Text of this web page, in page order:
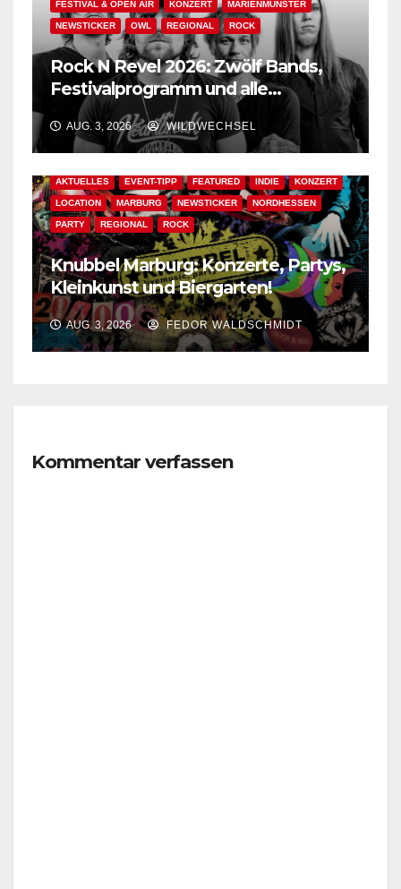
FESTIVAL & OPEN AIR KONZERT MARIENMÜNSTER
NEWSTICKER OWL REGIONAL ROCK
Rock N Revel 2026: Zwölf Bands,
Festivalprogramm und alle
wichtigen Informationen!
AUG. 3, 2026 WILDWECHSEL
AKTUELLES EVENT-TIPP FEATURED INDIE KONZERT
LOCATION MARBURG NEWSTICKER NORDHESSEN
PARTY REGIONAL ROCK
Knubbel Marburg: Konzerte, Partys,
Kleinkunst und Biergarten!
AUG. 3, 2026 FEDOR WALDSCHMIDT
Kommentar verfassen